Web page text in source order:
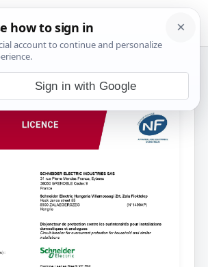
☰
Sign in with Google